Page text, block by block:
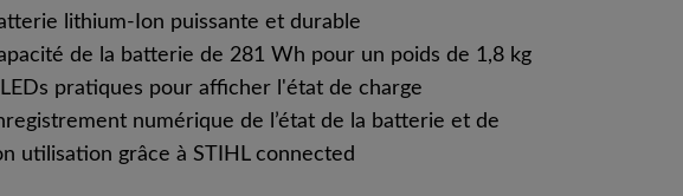
lithium-Ion puissante et durable
de la batterie de 281 Wh pour un poids de 1,8 kg
pratiques pour afficher l'état de charge
numérique de l’état de la batterie et de
utilisation grâce à STIHL connected